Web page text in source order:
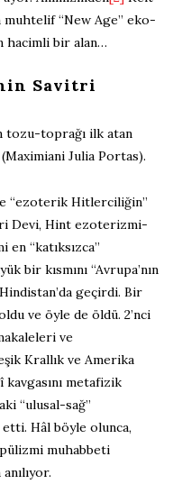
“New Age” eko-
hacimli bir alan…
Savitri
tozu-toprağı ilk atan
Julia Portas).
“ezoterik Hitlerciliğin”
Devi, Hint ezoterizmi-
“katıksızca”
bir kısmını “Avrupa’nın
geçirdi. Bir
ve öyle de öldü. 2’nci
ve
Krallık ve Amerika
metafizik
“ulusal-sağ”
etti. Hâl böyle olunca,
muhabbeti